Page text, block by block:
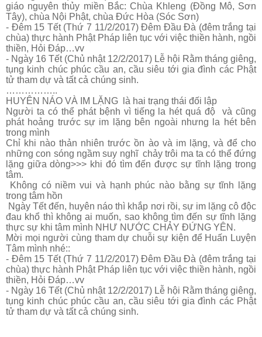
giáo nguyên thủy miền Bắc: Chùa Khleng (Đồng Mô, Sơn
Tây), chùa Nội Phật, chùa Đức Hòa (Sóc Sơn)
- Đêm 15 Tết (Thứ 7 11/2/2017) Đêm Đầu Đà (đêm trắng tại
chùa) thực hành Phật Pháp liên tục với việc thiền hành, ngồi
thiền, Hỏi Đáp…vv
- Ngày 16 Tết (Chủ nhật 12/2/2017) Lễ hội Rằm tháng giêng,
tụng kinh chúc phúc cầu an, cầu siêu tới gia đình các Phật
tử tham dự và tất cả chúng sinh.
……………..
HUYÊN NÁO VÀ IM LẶNG là hai trạng thái đối lập
Người ta có thể phát bệnh vì tiếng la hét quá độ và cũng
phát hoảng trước sự im lặng bên ngoài nhưng la hét bên
trong mình
Chỉ khi nào thản nhiên trước ồn ào và im lặng, và để cho
những con sóng ngầm suy nghĩ chảy trôi ma ta có thể đứng
lặng giữa dòng>>> khi đó tìm đến được sự tĩnh lặng trong
tâm.
Không có niềm vui và hạnh phúc nào bằng sự tĩnh lặng
trong tâm hồn
Ngày Tết đến, huyên náo thì khắp nơi rồi, sự im lặng cô độc
đau khổ thì không ai muốn, sao không tìm đến sự tĩnh lặng
thực sự khi tâm mình NHƯ NƯỚC CHẢY ĐỨNG YÊN.
Mời mọi người cùng tham dự chuỗi sự kiện để Huấn Luyện
Tâm mình nhé::
- Đêm 15 Tết (Thứ 7 11/2/2017) Đêm Đầu Đà (đêm trắng tại
chùa) thực hành Phật Pháp liên tục với việc thiền hành, ngồi
thiền, Hỏi Đáp…vv
- Ngày 16 Tết (Chủ nhật 12/2/2017) Lễ hội Rằm tháng giêng,
tụng kinh chúc phúc cầu an, cầu siêu tới gia đình các Phật
tử tham dự và tất cả chúng sinh.